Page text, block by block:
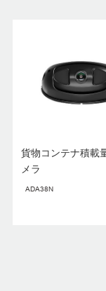
貨物コンテナ積載
メラ
ADA38N